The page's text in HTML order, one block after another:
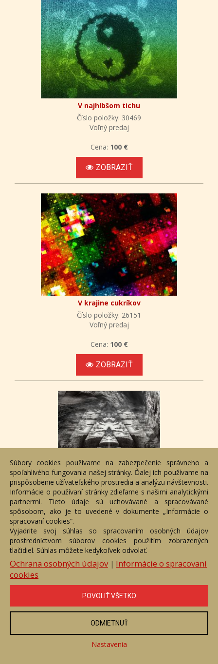
V najhlbšom tichu
Číslo položky: 30469
Voľný predaj
Cena: 100 €
ZOBRAZIŤ
V krajine cukríkov
Číslo položky: 26151
Voľný predaj
Cena: 100 €
ZOBRAZIŤ
Uvidíme sa tam
Číslo položky: 109738
Cena:50 €
ZOBRAZIŤ
Súbory cookies používame na zabezpečenie správneho a
spoľahlivého fungovania našej stránky. Ďalej ich používame na
prispôsobenie užívateľského prostredia a analýzu návštevnosti.
Informácie o používaní stránky zdieľame s našimi analytickými
partnermi. Tieto údaje sú uchovávané a spracovávané
spôsobom, ako je to uvedené v dokumente „Informácie o
spracovaní cookies“.
Vyjadrite svoj súhlas so spracovaním osobných údajov
prostredníctvom súborov cookies použitím zobrazených
tlačidiel. Súhlas môžete kedykoľvek odvolať.
Ochrana osobných údajov| Informácie o spracovaní
cookies
POVOLIŤ VŠETKO
ODMIETNUŤ
Nastavenia